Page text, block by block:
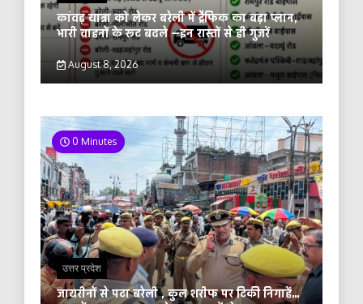
कांवड़ यात्रा को लेकर बरेली में ट्रैफिक का बड़ा प्लान,
भारी वाहनों के रूट बदले —इन रास्तों से ही गुजरें
August 8, 2026
0 Minutes
उत्तर प्रदेश
जायरीनों से पटा बरेली , कुल शरीफ पर टिकी निगाहें…